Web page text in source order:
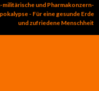
und Pharmakonzern-
- Für eine gesunde Erde
und zufriedene Menschheit